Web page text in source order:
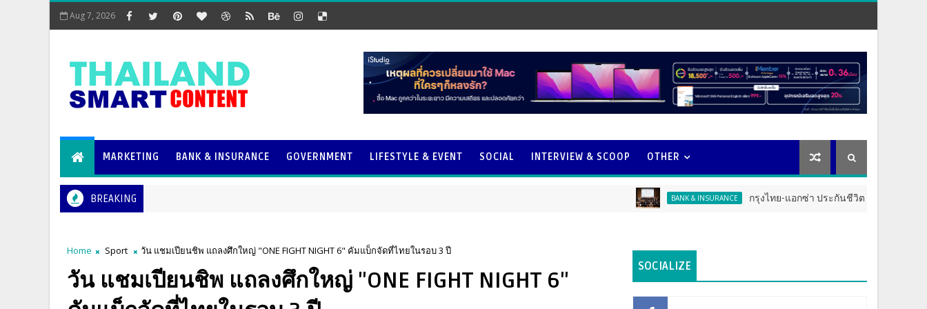
Aug 7, 2026
MARKETING BANK & INSURANCE GOVERNMENT LIFESTYLE & EVENT SOCIAL INTERVIEW & SCOOP OTHER
BREAKING BANK & INSURANCE กรุงไทย-แอกซ่า ประกันชีวิต จัดงาน ERD Special
Home Sport วัน แชมเปียนชิพ แถลงศึกใหญ่ "ONE FIGHT NIGHT 6" คัมแบ็กจัดที่ไทยในรอบ 3 ปี
วัน แชมเปียนชิพ แถลงศึกใหญ่ "ONE FIGHT NIGHT 6"
SOCIALIZE